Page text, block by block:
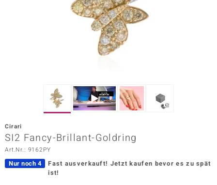
Vogue
Cirari
SI2 Fancy-Brillant-Goldring
Art.Nr.: 9162PY
Nur noch 4 Fast ausverkauft! Jetzt kaufen bevor es zu spät
ist!